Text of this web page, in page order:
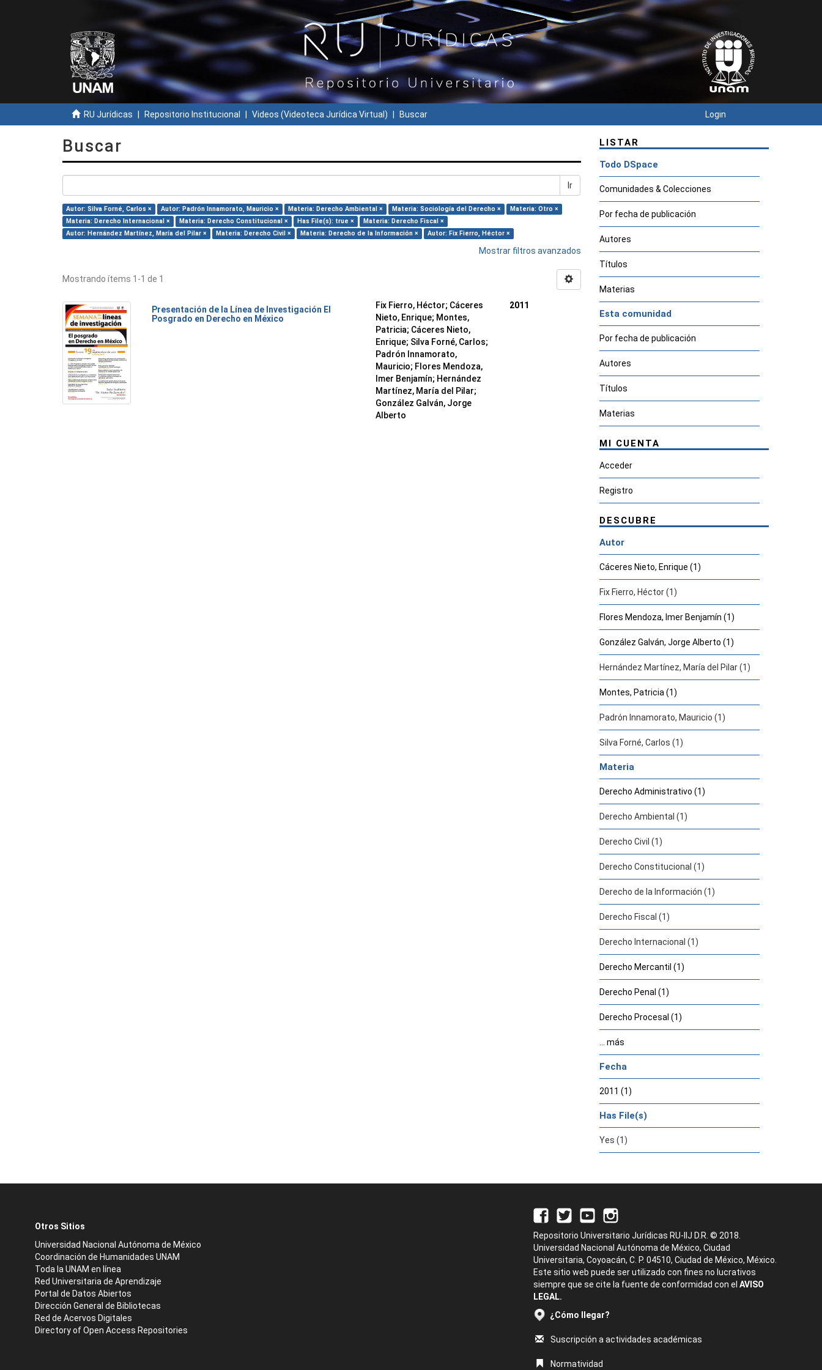
RU Jurídicas Repositorio Institucional Videos (Videoteca Jurídica Virtual) Buscar Login
Buscar
Ir
Autor: Silva Forné, Carlos × Autor: Padrón Innamorato, Mauricio × Materia: Derecho Ambiental × Materia: Sociología del Derecho ×
Materia: Otro ×
Materia: Derecho Internacional ×
Materia: Derecho Constitucional × Has File(s): true ×
Materia: Derecho Fiscal ×
Autor: Hernández Martínez, María del Pilar ×
Materia: Derecho Civil × Materia: Derecho de la Información × Autor: Fix Fierro, Héctor ×
Mostrar filtros avanzados
Mostrando ítems 1-1 de 1
Presentación de la Línea de Investigación El
Posgrado en Derecho en México
Fix Fierro, Héctor; Cáceres
Nieto, Enrique; Montes,
Patricia; Cáceres Nieto,
Enrique; Silva Forné, Carlos;
Padrón Innamorato,
Mauricio; Flores Mendoza,
Imer Benjamín; Hernández
Martínez, María del Pilar;
González Galván, Jorge
Alberto
2011
LISTAR
Todo DSpace
Comunidades & Colecciones
Por fecha de publicación
Autores
Títulos
Materias
Esta comunidad
Por fecha de publicación
Autores
Títulos
Materias
MI CUENTA
Acceder
Registro
DESCUBRE
Autor
Cáceres Nieto, Enrique (1)
Fix Fierro, Héctor (1)
Flores Mendoza, Imer Benjamín (1)
González Galván, Jorge Alberto (1)
Hernández Martínez, María del Pilar (1)
Montes, Patricia (1)
Padrón Innamorato, Mauricio (1)
Silva Forné, Carlos (1)
Materia
Derecho Administrativo (1)
Derecho Ambiental (1)
Derecho Civil (1)
Derecho Constitucional (1)
Derecho de la Información (1)
Derecho Fiscal (1)
Derecho Internacional (1)
Derecho Mercantil (1)
Derecho Penal (1)
Derecho Procesal (1)
... más
Fecha
2011 (1)
Has File(s)
Yes (1)
Otros Sitios
Universidad Nacional Autónoma de México
Coordinación de Humanidades UNAM
Toda la UNAM en línea
Red Universitaria de Aprendizaje
Portal de Datos Abiertos
Dirección General de Bibliotecas
Red de Acervos Digitales
Directory of Open Access Repositories
Repositorio Universitario Jurídicas RU-IIJ D.R. © 2018.
Universidad Nacional Autónoma de México, Ciudad
Universitaria, Coyoacán, C. P. 04510, Ciudad de México, México.
Este sitio web puede ser utilizado con fines no lucrativos
siempre que se cite la fuente de conformidad con el AVISO
LEGAL.
¿Cómo llegar?
Suscripción a actividades académicas
Normatividad